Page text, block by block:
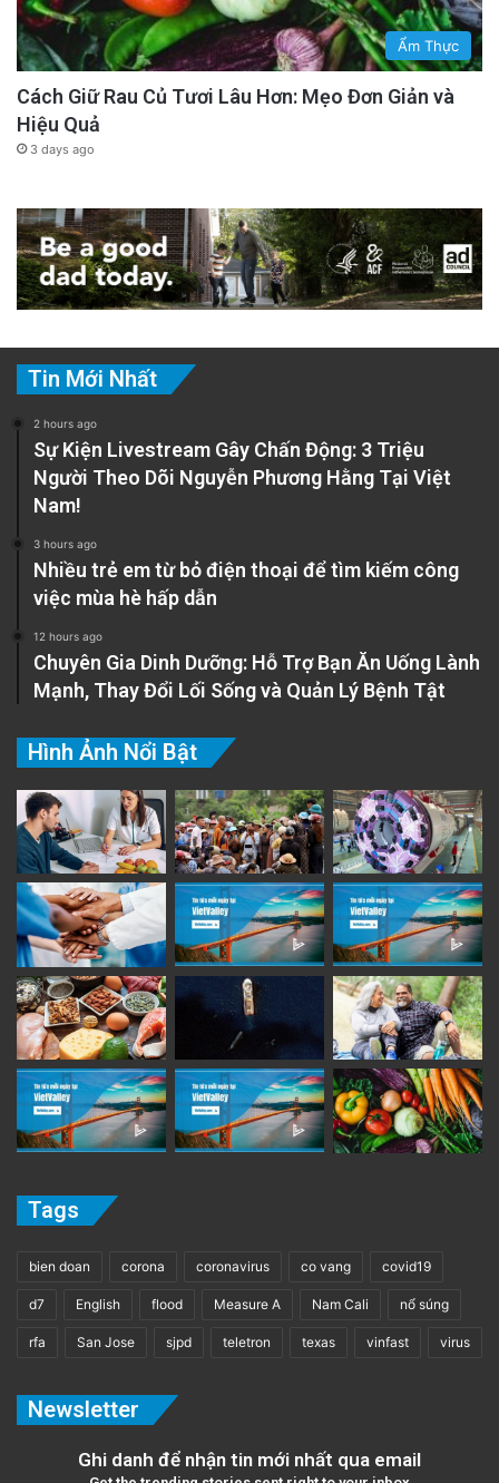
Ẩm Thực
Cách Giữ Rau Củ Tươi Lâu Hơn: Mẹo Đơn Giản và
Hiệu Quả
3 days ago
Tin Mới Nhất
2 hours ago
Sự Kiện Livestream Gây Chấn Động: 3 Triệu
Người Theo Dõi Nguyễn Phương Hằng Tại Việt
Nam!
3 hours ago
Nhiều trẻ em từ bỏ điện thoại để tìm kiếm công
việc mùa hè hấp dẫn
12 hours ago
Chuyên Gia Dinh Dưỡng: Hỗ Trợ Bạn Ăn Uống Lành
Mạnh, Thay Đổi Lối Sống và Quản Lý Bệnh Tật
Hình Ảnh Nổi Bật
Tags
bien doan corona coronavirus co vang covid19
d7 English flood Measure A Nam Cali nổ súng
rfa San Jose sjpd teletron texas vinfast virus
Newsletter
Ghi danh để nhận tin mới nhất qua email